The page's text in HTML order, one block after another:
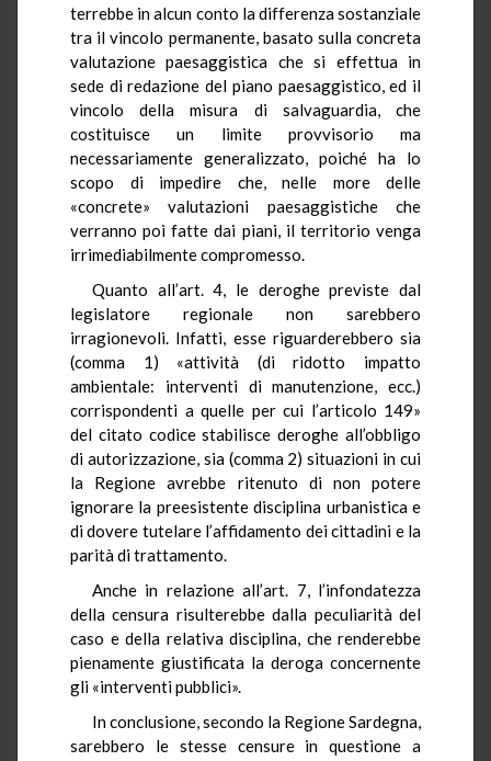
terrebbe in alcun conto la differenza sostanziale
tra il vincolo permanente, basato sulla concreta
valutazione paesaggistica che si effettua in
sede di redazione del piano paesaggistico, ed il
vincolo della misura di salvaguardia, che
costituisce un limite provvisorio ma
necessariamente generalizzato, poiché ha lo
scopo di impedire che, nelle more delle
«concrete» valutazioni paesaggistiche che
verranno poi fatte dai piani, il territorio venga
irrimediabilmente compromesso.
Quanto all’art. 4, le deroghe previste dal
legislatore regionale non sarebbero
irragionevoli. Infatti, esse riguarderebbero sia
(comma 1) «attività (di ridotto impatto
ambientale: interventi di manutenzione, ecc.)
corrispondenti a quelle per cui l’articolo 149»
del citato codice stabilisce deroghe all’obbligo
di autorizzazione, sia (comma 2) situazioni in cui
la Regione avrebbe ritenuto di non potere
ignorare la preesistente disciplina urbanistica e
di dovere tutelare l’affidamento dei cittadini e la
parità di trattamento.
Anche in relazione all’art. 7, l’infondatezza
della censura risulterebbe dalla peculiarità del
caso e della relativa disciplina, che renderebbe
pienamente giustificata la deroga concernente
gli «interventi pubblici».
In conclusione, secondo la Regione Sardegna,
sarebbero le stesse censure in questione a